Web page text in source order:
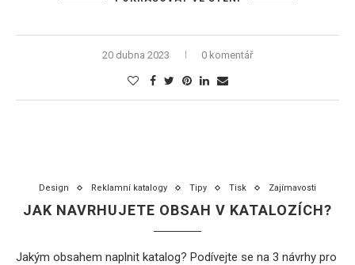
20 dubna 2023 0 komentář
Design Reklamní katalogy Tipy Tisk Zajímavosti
JAK NAVRHUJETE OBSAH V KATALOZÍCH?
Jakým obsahem naplnit katalog? Podívejte se na 3 návrhy pro